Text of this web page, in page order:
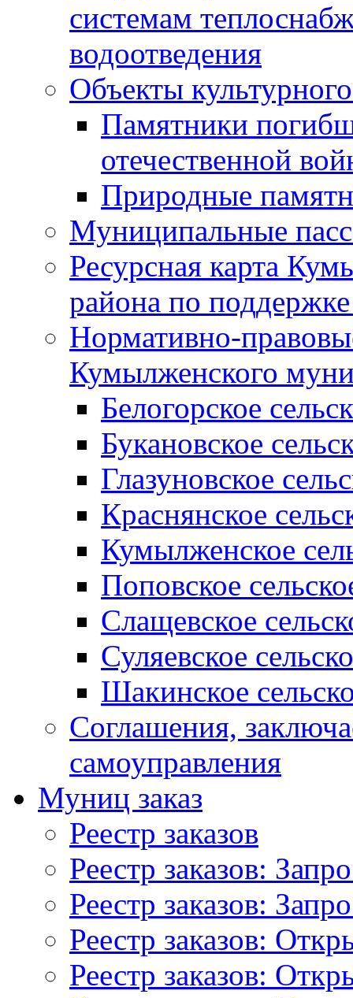
системам
водоотведения
Объекты
Памятники
отечественной
Природные
Муниципальные
Ресурсная карта
района по
Нормативно-
Кумылженского
Белогорское
Букановское
Глазуновское
Краснянское
Кумылженское
Поповское
Слащевское
Суляевское
Шакинское
Соглашения,
самоуправления
Муниц заказ
Реестр заказов
Реестр заказов:
Реестр заказов:
Реестр заказов:
Реестр заказов: